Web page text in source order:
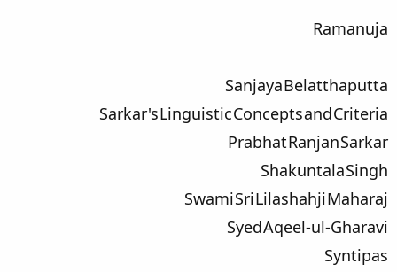
Ramanuja
Sanjaya Belatthaputta
Sarkar's Linguistic Concepts and Criteria
Prabhat Ranjan Sarkar
Shakuntala Singh
Swami Sri Lilashahji Maharaj
Syed Aqeel-ul-Gharavi
Syntipas